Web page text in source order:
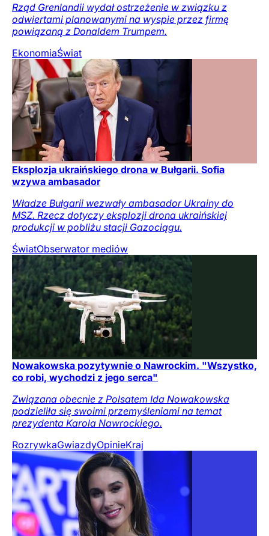
Rząd Grenlandii wydał ostrzeżenie w związku z
odwiertami planowanymi na wyspie przez firmę
powiązaną z Donaldem Trumpem.
EkonomiaŚwiat
Eksplozja ukraińskiego drona w Bułgarii. Sofia
wzywa ambasador
Władze Bułgarii wezwały ambasador Ukrainy do
MSZ. Rzecz dotyczy eksplozji drona ukraińskiej
produkcji w pobliżu stacji Gazociągu.
ŚwiatObserwator mediów
Nowakowska pozytywnie o Nawrockim. "Wszystko,
co robi, wychodzi z jego serca"
Związana obecnie z Polsatem Ida Nowakowska
podzieliła się swoimi przemyśleniami na temat
prezydenta Karola Nawrockiego.
RozrywkaGwiazdyOpinieKraj